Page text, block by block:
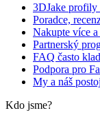
3DJake profily
Poradce,
Nakupte více a
Partnerský
FAQ často
Podpora pro
My a náš
Kdo jsme?